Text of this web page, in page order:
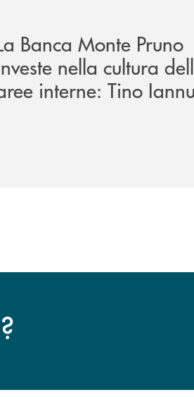
Banca Monte Pruno
nella cultura
interne: Tino
?